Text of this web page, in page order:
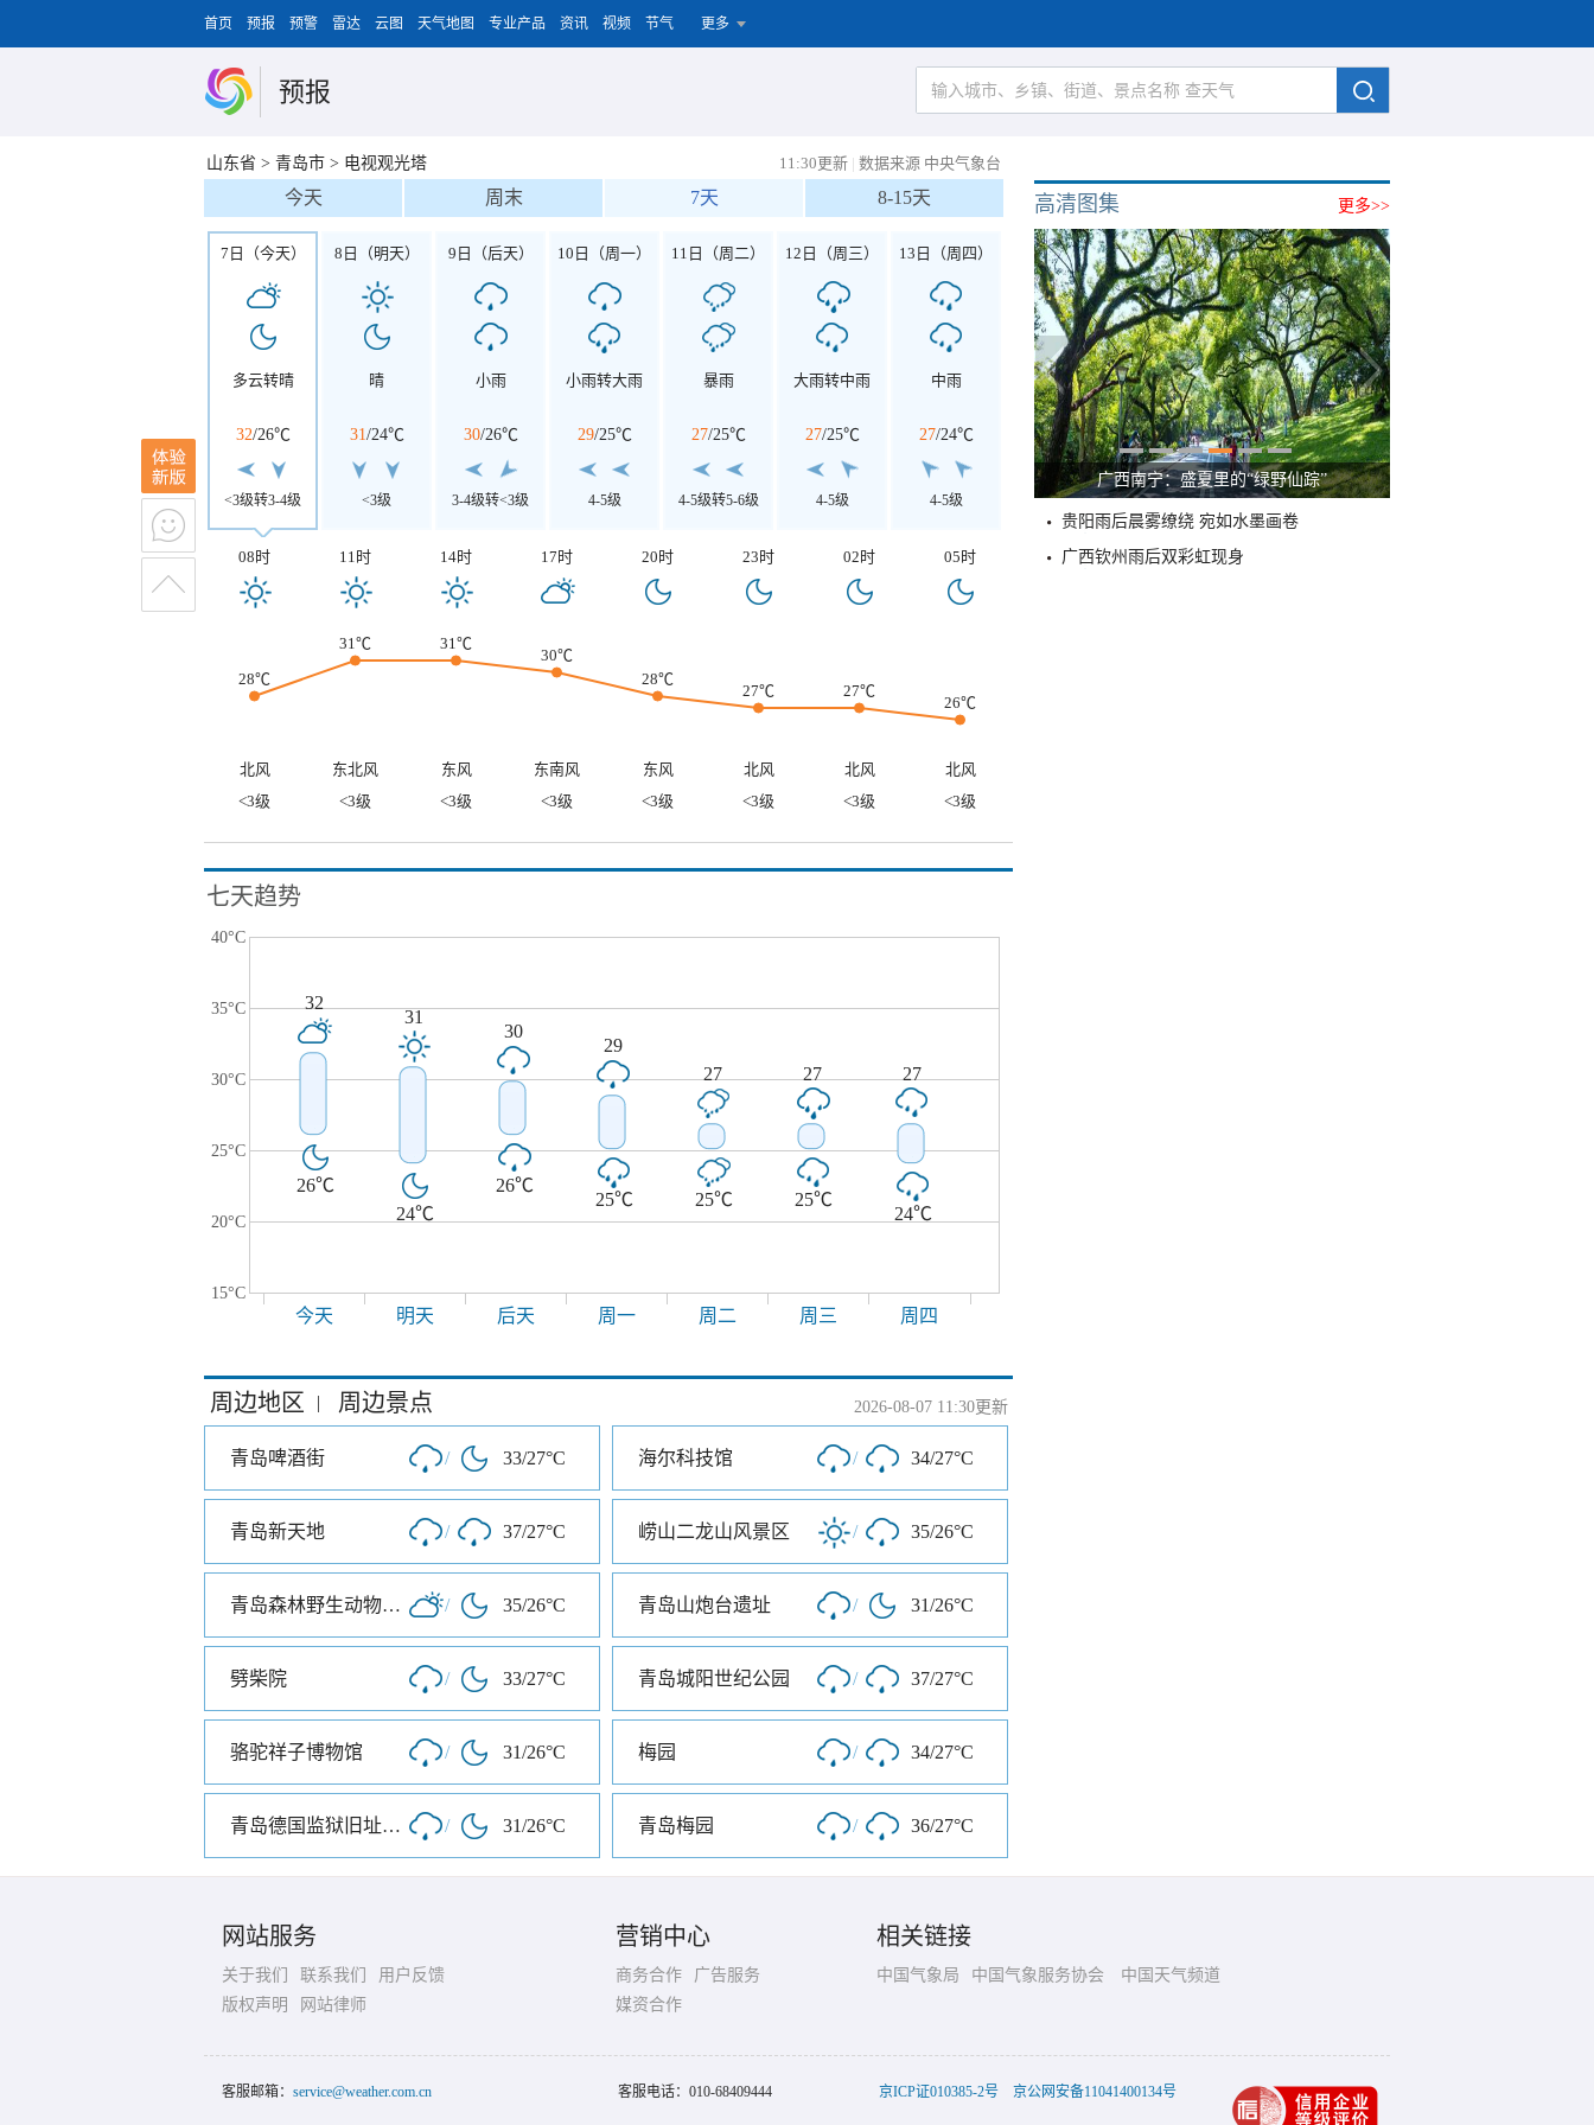
首页 预报 预警 雷达 云图 天气地图 专业产品 资讯 视频 节气 更多
预报
山东省 > 青岛市 > 电视观光塔 11:30更新 | 数据来源 中央气象台
今天 周末 7天 8-15天
7日（今天）
多云转晴
32/26℃
<3级转3-4级
8日（明天）
晴
31/24℃
<3级
9日（后天）
小雨
30/26℃
3-4级转<3级
10日（周一）
小雨转大雨
29/25℃
4-5级
11日（周二）
暴雨
27/25℃
4-5级转5-6级
12日（周三）
大雨转中雨
27/25℃
4-5级
13日（周四）
中雨
27/24℃
4-5级
08时 11时 14时 17时 20时 23时 02时 05时
28℃
31℃ 31℃
30℃
28℃
27℃ 27℃
26℃
北风 东北风 东风 东南风 东风 北风 北风
北风
<3级
<3级 <3级 <3级 <3级 <3级 <3级 <3级
七天趋势
40°C
35°C
30°C
25°C
20°C
15°C
32
26℃
31
24℃
30
26℃
29
25℃
27
25℃
27
25℃
27
24℃
今天 明天 后天 周一 周二 周三 周四
周边地区 | 周边景点 2026-08-07 11:30更新
青岛啤酒街 / 33/27°C 海尔科技馆 / 34/27°C
青岛新天地 / 37/27°C 崂山二龙山风景区 / 35/26°C
青岛森林野生动物世界 / 35/26°C 青岛山炮台遗址 / 31/26°C
劈柴院 / 33/27°C 青岛城阳世纪公园 / 37/27°C
骆驼祥子博物馆 / 31/26°C 梅园 / 34/27°C
青岛德国监狱旧址博物馆 / 31/26°C 青岛梅园 / 36/27°C
更多>>
高清图集
广西南宁：盛夏里的“绿野仙踪”
贵阳雨后晨雾缭绕 宛如水墨画卷
广西钦州雨后双彩虹现身
网站服务
关于我们 联系我们
用户反馈
版权声明
网站律师
营销中心
商务合作
广告服务
媒资合作
相关链接
中国气象局 中国气象服务协会 中国天气频道
客服邮箱： service@weather.com.cn 客服电话： 010-68409444 京ICP证010385-2号 京公网安备11041400134号